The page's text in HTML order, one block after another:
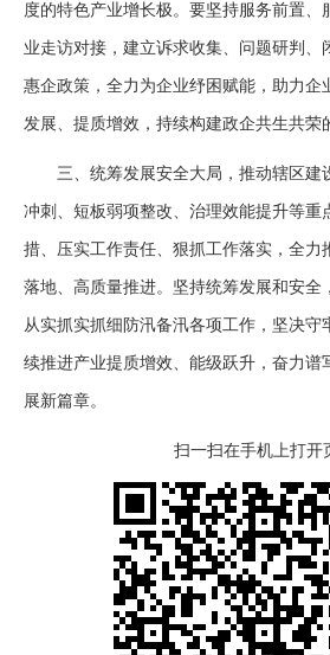
度的特色产业增长极。要坚持服务前置、
业走访对接，建立诉求收集、问题研判、
惠企政策，全力为企业纾困赋能，助力企
发展、提质增效，持续构建政企共生共荣
三、统筹发展安全大局，推动辖区建
冲刺、短板弱项整改、治理效能提升等重
措、压实工作责任、狠抓工作落实，全力
落地、高质量推进。坚持统筹发展和安全
从实抓实抓细防汛备汛各项工作，坚决守
续推进产业提质增效、能级跃升，奋力谱
展新篇章。
扫一扫在手机上打开